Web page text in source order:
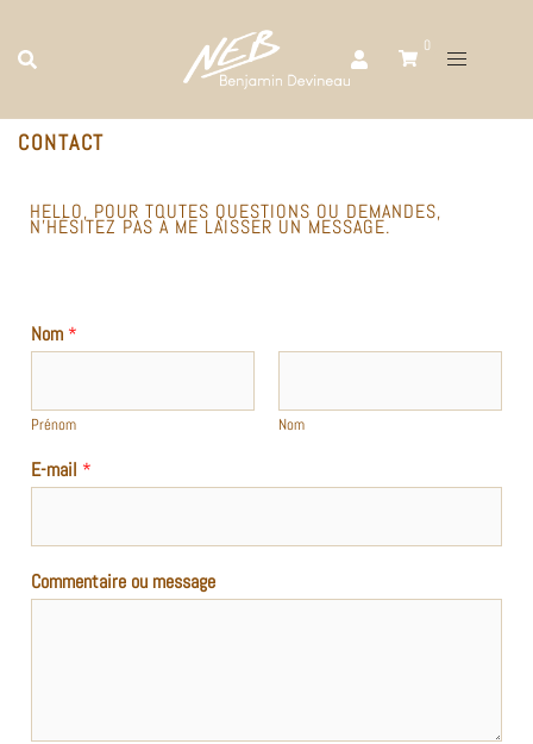
0
CONTACT
HELLO, POUR TOUTES QUESTIONS OU DEMANDES,
N’HÉSITEZ PAS À ME LAISSER UN MESSAGE.
Nom *
Prénom Nom
E-mail *
Commentaire ou message